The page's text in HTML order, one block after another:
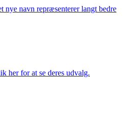
nye navn repræsenterer langt bedre
her for at se deres udvalg.